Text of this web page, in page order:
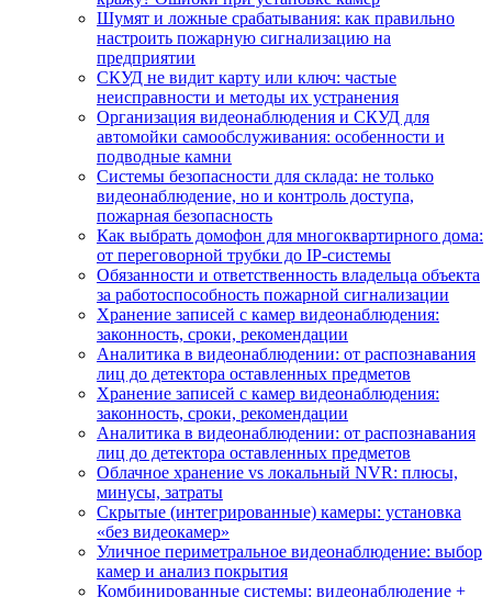
Шумят и ложные срабатывания: как правильно
настроить пожарную сигнализацию на
предприятии
СКУД не видит карту или ключ: частые
неисправности и методы их устранения
Организация видеонаблюдения и СКУД для
автомойки самообслуживания: особенности и
подводные камни
Системы безопасности для склада: не только
видеонаблюдение, но и контроль доступа,
пожарная безопасность
Как выбрать домофон для многоквартирного дома:
от переговорной трубки до IP-системы
Обязанности и ответственность владельца объекта
за работоспособность пожарной сигнализации
Хранение записей с камер видеонаблюдения:
законность, сроки, рекомендации
Аналитика в видеонаблюдении: от распознавания
лиц до детектора оставленных предметов
Хранение записей с камер видеонаблюдения:
законность, сроки, рекомендации
Аналитика в видеонаблюдении: от распознавания
лиц до детектора оставленных предметов
Облачное хранение vs локальный NVR: плюсы,
минусы, затраты
Скрытые (интегрированные) камеры: установка
«без видеокамер»
Уличное периметральное видеонаблюдение: выбор
камер и анализ покрытия
Комбинированные системы: видеонаблюдение +